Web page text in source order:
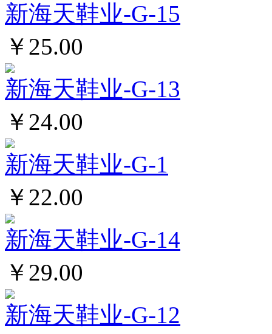
新海天鞋业-G-15
￥25.00
新海天鞋业-G-13
￥24.00
新海天鞋业-G-1
￥22.00
新海天鞋业-G-14
￥29.00
新海天鞋业-G-12